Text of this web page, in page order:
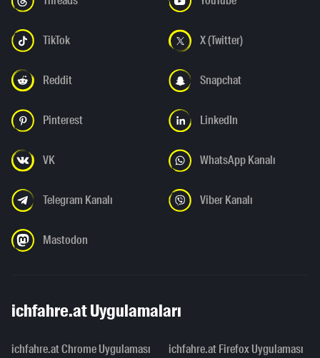
TikTok X (Twitter)
Reddit Snapchat
Pinterest LinkedIn
VK WhatsApp Kanalı
Telegram Kanalı Viber Kanalı
Mastodon
ichfahre.at Uygulamaları
ichfahre.at Chrome Uygulaması ichfahre.at Firefox Uygulaması